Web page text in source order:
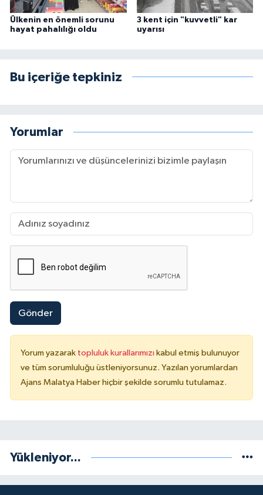
Ülkenin en önemli sorunu
hayat pahalılığı oldu
3 kent için "kuvvetli" kar
uyarısı
Bu içeriğe tepkiniz
Yorumlar
Gönder
Yorum yazarak topluluk kurallarımızı kabul etmiş bulunuyor
ve tüm sorumluluğu üstleniyorsunuz. Yazılan yorumlardan
Ajans Malatya Haber hiçbir şekilde sorumlu tutulamaz.
Yükleniyor...